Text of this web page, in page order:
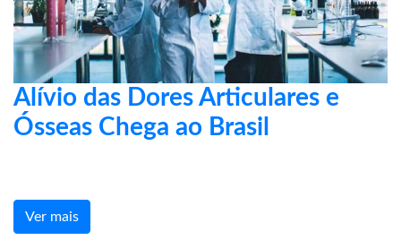
Alívio das Dores Articulares e
Ósseas Chega ao Brasil
Ver mais